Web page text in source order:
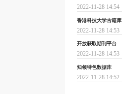
2022-11-28 14:54
香港科技大学古籍库
2022-11-28 14:53
开放获取期刊平台
2022-11-28 14:53
知领特色数据库
2022-11-28 14:52